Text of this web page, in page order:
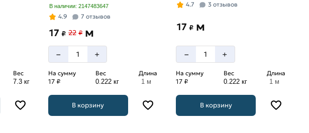
Вес
7.3 кг
В наличии: 2147483647
4.9 7 отзывов
17 ₽ 22 ₽ м
– +
На сумму
17 ₽
Вес
0.222 кг
Длина
1 м
В корзину
4.7 3 отзывов
17₽ м
– +
На сумму
17 ₽
Вес
0.222 кг
Длина
1 м
В корзину